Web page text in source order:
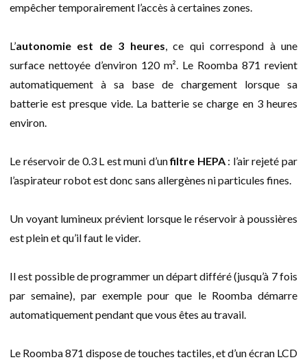
empêcher temporairement l’accès à certaines zones.
L’autonomie est de 3 heures , ce qui correspond à une
surface nettoyée d’environ 120 m². Le Roomba 871 revient
automatiquement à sa base de chargement lorsque sa
batterie est presque vide. La batterie se charge en 3 heures
environ.
Le réservoir de 0.3 L est muni d’unfiltre HEPA: l’air rejeté par
l’aspirateur robot est donc sans allergènes ni particules fines.
Un voyant lumineux prévient lorsque le réservoir à poussières
est plein et qu’il faut le vider.
Il est possible de programmer un départ différé (jusqu’à 7 fois
par semaine), par exemple pour que le Roomba démarre
automatiquement pendant que vous êtes au travail.
Le Roomba 871 dispose de touches tactiles, et d’un écran LCD